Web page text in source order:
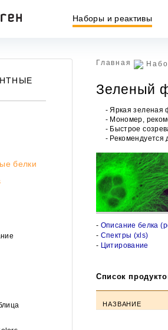
Наборы и реактивы
белки
Главная
Зеленый
- Яркая зеленая
- Мономер,
- Быстрое
- Рекомендуется
- Описание белка
- Спектры (xls)
- Цитирование
Список
НАЗВАНИЕ
на сайте, носит
цена товара указывается в документе на